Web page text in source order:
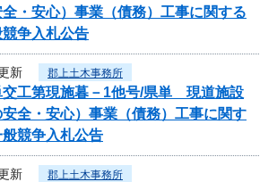
・安心）事業（債務）工事に関する
争入札公告
新 郡上土木事務所
交工第現施暮－1他号/県単 現道施設
全・安心）事業（債務）工事に関す
競争入札公告
新 郡上土木事務所